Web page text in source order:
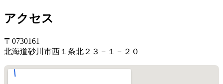
アクセス
〒0730161
北海道砂川市西１条北２３－１－２０